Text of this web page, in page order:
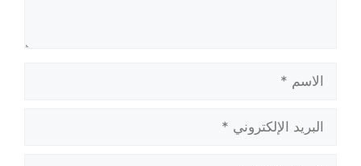
الاسم
البريد
الإلكتروني